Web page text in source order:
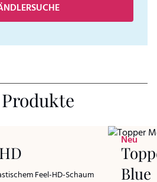
Feel-HD-Schaum
Neu
Blue